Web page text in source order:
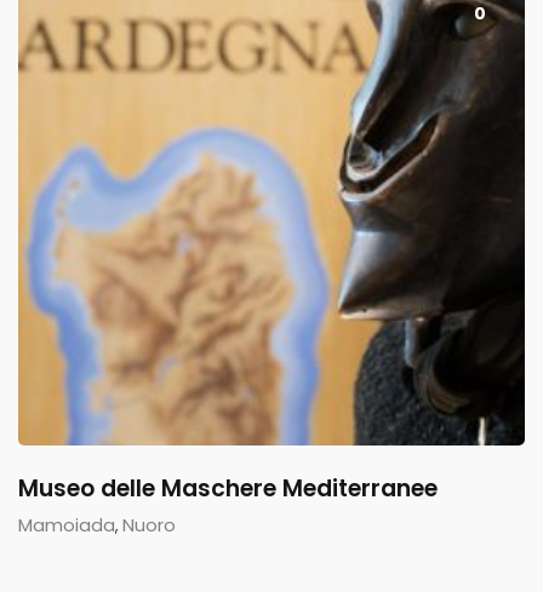
0
Museo delle Maschere Mediterranee
Mamoiada, Nuoro